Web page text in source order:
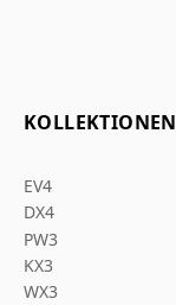
KOLLEKTIONEN
EV4
DX4
PW3
KX3
WX3